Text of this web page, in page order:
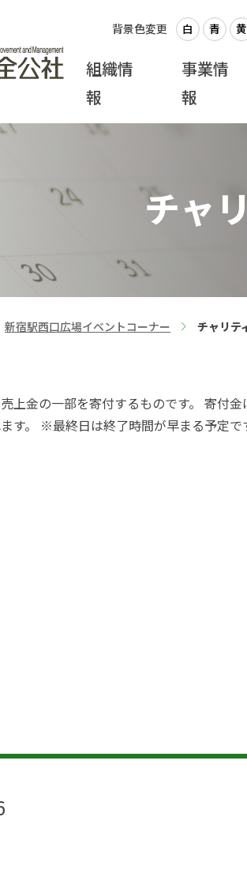
背景色変更 白 青 黄
組織情
報
事業情
報
チャ
新宿駅西口広場イベントコーナー
チャリテ
上金の一部を寄付するものです。 寄付
す。 ※最終日は終了時間が早まる予定